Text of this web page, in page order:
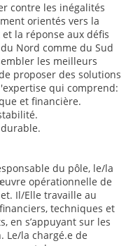
contre les inégalités
orientés vers la
la réponse aux défis
Nord comme du Sud
les meilleurs
proposer des solutions
qui comprend:
et financière.
du pôle, le/la
opérationnelle de
Il/Elle travaille au
techniques et
en s’appuyant sur les
Le/la chargé.e de